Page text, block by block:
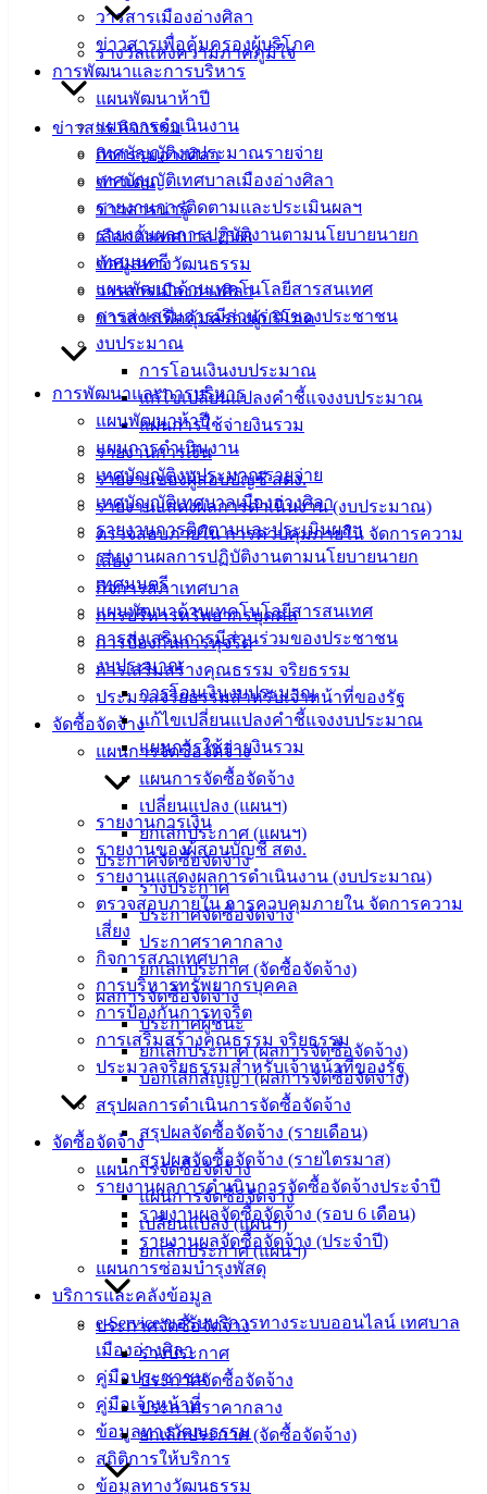
วารสารเมืองอ่างศิลา
ข่าวสารเพื่อคุ้มครองผู้บริโภค
การพัฒนาและการบริหาร
แผนพัฒนาห้าปี
แผนการดำเนินงาน
เทศบัญญัติงบประมาณรายจ่าย
เทศบัญญัติเทศบาลเมืองอ่างศิลา
รายงานการติดตามและประเมินผลฯ
รายงานผลการปฏิบัติงานตามนโยบายนายก
เทศมนตรี
แผนพัฒนาด้านเทคโนโลยีสารสนเทศ
การส่งเสริมการมีส่วนร่วมของประชาชน
งบประมาณ
การโอนเงินงบประมาณ
แก้ไขเปลี่ยนแปลงคำชี้แจงงบประมาณ
แผนการใช้จ่ายงินรวม
รายงานการเงิน
รายงานของผู้สอบบัญชี สตง.
รายงานแสดงผลการดำเนินงาน (งบประมาณ)
ตรวจสอบภายใน การควบคุมภายใน จัดการความ
เสี่ยง
กิจการสภาเทศบาล
การบริหารทรัพยากรบุคคล
การป้องกันการทุจริต
การเสริมสร้างคุณธรรม จริยธรรม
ประมวลจริยธรรมสำหรับเจ้าหน้าที่ของรัฐ
จัดซื้อจัดจ้าง
แผนการจัดซื้อจัดจ้าง
แผนการจัดซื้อจัดจ้าง
เปลี่ยนแปลง (แผนฯ)
ยกเลิกประกาศ (แผนฯ)
ประกาศจัดซื้อจัดจ้าง
ร่างประกาศ
ประกาศจัดซื้อจัดจ้าง
ประกาศราคากลาง
ยกเลิกประกาศ (จัดซื้อจัดจ้าง)
ผลการจัดซื้อจัดจ้าง
ประกาศผู้ชนะ
ยกเลิกประกาศ (ผลการจัดซื้อจัดจ้าง)
บอกเลิกสัญญา (ผลการจัดซื้อจัดจ้าง)
สรุปผลการดำเนินการจัดซื้อจัดจ้าง
สรุปผลจัดซื้อจัดจ้าง (รายเดือน)
สรุปผลจัดซื้อจัดจ้าง (รายไตรมาส)
รายงานผลการดำเนินการจัดซื้อจัดจ้างประจำปี
รายงานผลจัดซื้อจัดจ้าง (รอบ 6 เดือน)
รายงานผลจัดซื้อจัดจ้าง (ประจำปี)
แผนการซ่อมบำรุงพัสดุ
บริการและคลังข้อมูล
e-Service ขอรับบริการทางระบบออนไลน์ เทศบาล
เมืองอ่างศิลา
คู่มือประชาชน
คู่มือเจ้าหน้าที่
ข้อมูลทางวัฒนธรรม
สถิติการให้บริการ
ข้อมูลทางวัฒนธรรม
รางวัลแห่งความภาคภูมิใจ
ข่าวสาร กิจกรรม
กิจกรรมอ่างศิลา
ข่าวเด่น
ข่าวสารน่ารู้
เลือกตั้งเทศบาล 2568
ข้อมูลทางวัฒนธรรม
วารสารเมืองอ่างศิลา
ข่าวสารเพื่อคุ้มครองผู้บริโภค
การพัฒนาและการบริหาร
แผนพัฒนาห้าปี
แผนการดำเนินงาน
เทศบัญญัติงบประมาณรายจ่าย
เทศบัญญัติเทศบาลเมืองอ่างศิลา
รายงานการติดตามและประเมินผลฯ
รายงานผลการปฏิบัติงานตามนโยบายนายก
เทศมนตรี
แผนพัฒนาด้านเทคโนโลยีสารสนเทศ
การส่งเสริมการมีส่วนร่วมของประชาชน
งบประมาณ
การโอนเงินงบประมาณ
แก้ไขเปลี่ยนแปลงคำชี้แจงงบประมาณ
แผนการใช้จ่ายงินรวม
รายงานการเงิน
รายงานของผู้สอบบัญชี สตง.
รายงานแสดงผลการดำเนินงาน (งบประมาณ)
ตรวจสอบภายใน การควบคุมภายใน จัดการความ
เสี่ยง
กิจการสภาเทศบาล
การบริหารทรัพยากรบุคคล
การป้องกันการทุจริต
การเสริมสร้างคุณธรรม จริยธรรม
ประมวลจริยธรรมสำหรับเจ้าหน้าที่ของรัฐ
จัดซื้อจัดจ้าง
แผนการจัดซื้อจัดจ้าง
แผนการจัดซื้อจัดจ้าง
เปลี่ยนแปลง (แผนฯ)
ยกเลิกประกาศ (แผนฯ)
ประกาศจัดซื้อจัดจ้าง
ร่างประกาศ
ประกาศจัดซื้อจัดจ้าง
ประกาศราคากลาง
ยกเลิกประกาศ (จัดซื้อจัดจ้าง)
เครื่องปรับอากาศแบบแขวนดาวน์โหลด
เทศบาล
เมืองอ่าง
สำนักงาน
เทศบาลเมือง
อ่างศิลา 90/338
ม.3 ต.เสม็ด
อ.เมือง จ.ชลบุรี
038-
142-100-104
บริการ
ประชาชน
ดาวน์โหลด
ฟอร์ม,
ประชาชน/
คู่มือการ
ปฏิบัติ
งาน
ข่าวสาร
น่ารู้
ศุนย์
ข้อมูล
ข่าวสาร
อิเล็กทรอนิกส์
องค์
(Knowledge
Management)
เทศบาล
สายตรง
ประวัติ
เทศบาล
ผู้บริหาร
หัวหน้า